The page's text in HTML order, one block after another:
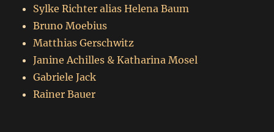
Sylke Richter alias Helena Baum
Bruno Moebius
Matthias Gerschwitz
Janine Achilles & Katharina Mosel
Gabriele Jack
Rainer Bauer